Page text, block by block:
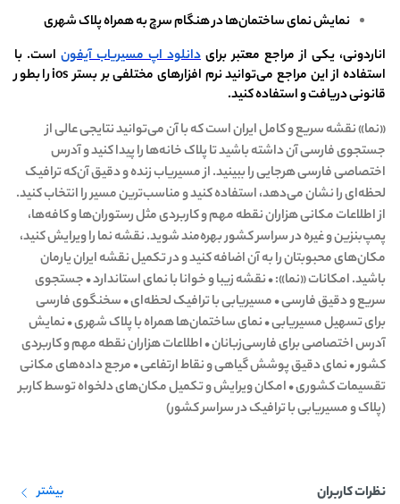
نمایش نمای ساختمان‌ها در هنگام سرچ به همراه پلاک شهری
اناردونی، یکی از مراجع معتبر برای دانلود اپ مسیریاب آیفون است. با
استفاده از این مراجع می‌توانید نرم افزارهای مختلفی بر بستر ios را بطور
قانونی دریافت و استفاده کنید.
«نما» نقشه سریع و کامل ایران است که با آن می‌توانید نتایجی عالی از
جستجوی فارسی آن داشته باشید تا پلاک خانه‌ها را پیدا کنید و آدرس
اختصاصی فارسی هرجایی را ببینید. از مسیریاب زنده و دقیق آن‌که ترافیک
لحظه‌ای را نشان می‌دهد، استفاده کنید و مناسب‌ترین مسیر را انتخاب کنید.
از اطلاعات مکانی هزاران نقطه مهم و کاربردی مثل رستوران‌ها و کافه‌ها،
پمپ‌بنزین و غیره در سراسر کشور بهره‌مند شوید. نقشه نما را ویرایش کنید،
مکان‌های محبوبتان را به آن اضافه کنید و در تکمیل نقشه ایران یارمان
باشید. امکانات «نما»: • نقشه زیبا و خوانا با نمای استاندارد • جستجوی
سریع و دقیق فارسی • مسیریابی با ترافیک لحظه‌ای • سخنگوی فارسی
برای تسهیل مسیریابی • نمای ساختمان‌ها همراه با پلاک شهری • نمایش
آدرس اختصاصی برای فارسی‌زبانان • اطلاعات هزاران نقطه مهم و کاربردی
کشور • نمای دقیق پوشش گیاهی و نقاط ارتفاعی • مرجع داده‌های مکانی
تقسیمات کشوری • امکان ویرایش و تکمیل مکان‌های دلخواه توسط کاربر
(پلاک و مسیریابی با ترافیک در سراسر کشور)
نظرات کاربران بیشتر